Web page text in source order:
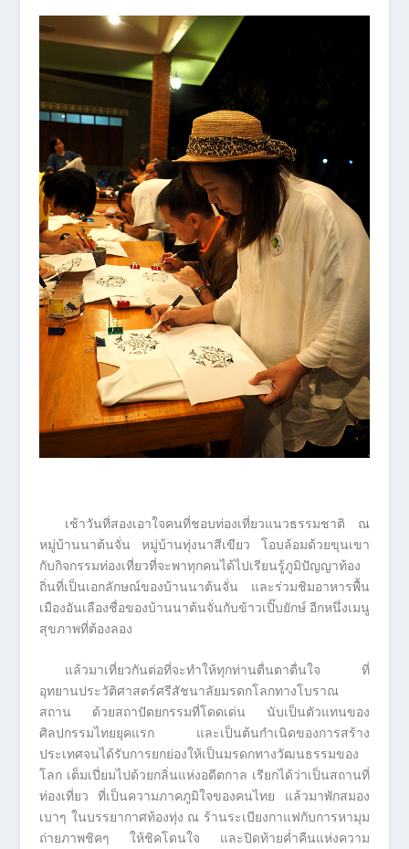
เช้าวันที่สองเอาใจคนที่ชอบท่องเที่ยวแนวธรรมชาติ ณ
หมู่บ้านนาต้นจั่น หมู่บ้านทุ่งนาสีเขียว โอบล้อมด้วยขุนเขา
กับกิจกรรมท่องเที่ยวที่จะพาทุกคนได้ไปเรียนรู้ภูมิปัญญาท้อง
ถิ่นที่เป็นเอกลักษณ์ของบ้านนาต้นจั่น และร่วมชิมอาหารพื้น
เมืองอันเลืองชื่อของบ้านนาต้นจั่นกับข้าวเปิ๊บยักษ์ อีกหนึ่งเมนู
สุขภาพที่ต้องลอง
แล้วมาเที่ยวกันต่อที่จะทำให้ทุกท่านตื่นตาตื่นใจ ที่
อุทยานประวัติศาสตร์ศรีสัชนาลัยมรดกโลกทางโบราณ
สถาน ด้วยสถาปัตยกรรมที่โดดเด่น นับเป็นตัวแทนของ
ศิลปกรรมไทยยุคแรก และเป็นต้นกำเนิดของการสร้าง
ประเทศจนได้รับการยกย่องให้เป็นมรดกทางวัฒนธรรมของ
โลก เต็มเปี่ยมไปด้วยกลิ่นแห่งอดีตกาล เรียกได้ว่าเป็นสถานที่
ท่องเที่ยว ที่เป็นความภาคภูมิใจของคนไทย แล้วมาพักสมอง
เบาๆ ในบรรยากาศท้องทุ่ง ณ ร้านระเบียงกาแฟกับการหามุม
ถ่ายภาพชิคๆ ให้ชิคโดนใจ และปิดท้ายค่ำคืนแห่งความ